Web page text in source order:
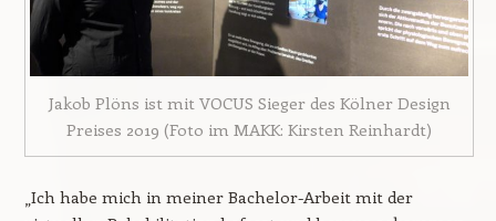
Jakob Plöns ist mit VOCUS Sieger des Kölner Design
Preises 2019 (Foto im MAKK: Kirsten Reinhardt)
„Ich habe mich in meiner Bachelor-Arbeit mit der